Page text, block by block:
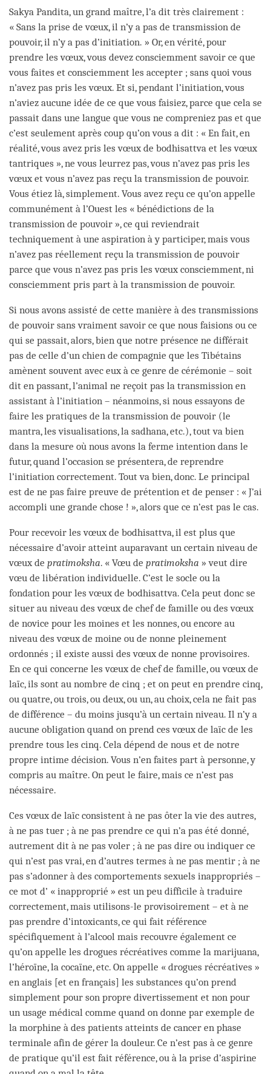
Sakya Pandita, un grand maître, l’a dit très clairement :
« Sans la prise de vœux, il n’y a pas de transmission de
pouvoir, il n’y a pas d’initiation. » Or, en vérité, pour
prendre les vœux, vous devez consciemment savoir ce que
vous faites et consciemment les accepter ; sans quoi vous
n’avez pas pris les vœux. Et si, pendant l’initiation, vous
n’aviez aucune idée de ce que vous faisiez, parce que cela se
passait dans une langue que vous ne compreniez pas et que
c’est seulement après coup qu’on vous a dit : « En fait, en
réalité, vous avez pris les vœux de bodhisattva et les vœux
tantriques », ne vous leurrez pas, vous n’avez pas pris les
vœux et vous n’avez pas reçu la transmission de pouvoir.
Vous étiez là, simplement. Vous avez reçu ce qu’on appelle
communément à l’Ouest les « bénédictions de la
transmission de pouvoir », ce qui reviendrait
techniquement à une aspiration à y participer, mais vous
n’avez pas réellement reçu la transmission de pouvoir
parce que vous n’avez pas pris les vœux consciemment, ni
consciemment pris part à la transmission de pouvoir.
Si nous avons assisté de cette manière à des transmissions
de pouvoir sans vraiment savoir ce que nous faisions ou ce
qui se passait, alors, bien que notre présence ne différait
pas de celle d’un chien de compagnie que les Tibétains
amènent souvent avec eux à ce genre de cérémonie – soit
dit en passant, l’animal ne reçoit pas la transmission en
assistant à l’initiation – néanmoins, si nous essayons de
faire les pratiques de la transmission de pouvoir (le
mantra, les visualisations, la sadhana, etc.), tout va bien
dans la mesure où nous avons la ferme intention dans le
futur, quand l’occasion se présentera, de reprendre
l’initiation correctement. Tout va bien, donc. Le principal
est de ne pas faire preuve de prétention et de penser : « J’ai
accompli une grande chose ! », alors que ce n’est pas le cas.
Pour recevoir les vœux de bodhisattva, il est plus que
nécessaire d’avoir atteint auparavant un certain niveau de
vœux de pratimoksha. « Vœu de pratimoksha » veut dire
vœu de libération individuelle. C’est le socle ou la
fondation pour les vœux de bodhisattva. Cela peut donc se
situer au niveau des vœux de chef de famille ou des vœux
de novice pour les moines et les nonnes, ou encore au
niveau des vœux de moine ou de nonne pleinement
ordonnés ; il existe aussi des vœux de nonne provisoires.
En ce qui concerne les vœux de chef de famille, ou vœux de
laïc, ils sont au nombre de cinq ; et on peut en prendre cinq,
ou quatre, ou trois, ou deux, ou un, au choix, cela ne fait pas
de différence – du moins jusqu’à un certain niveau. Il n’y a
aucune obligation quand on prend ces vœux de laïc de les
prendre tous les cinq. Cela dépend de nous et de notre
propre intime décision. Vous n’en faites part à personne, y
compris au maître. On peut le faire, mais ce n’est pas
nécessaire.
Ces vœux de laïc consistent à ne pas ôter la vie des autres,
à ne pas tuer ; à ne pas prendre ce qui n’a pas été donné,
autrement dit à ne pas voler ; à ne pas dire ou indiquer ce
qui n’est pas vrai, en d’autres termes à ne pas mentir ; à ne
pas s’adonner à des comportements sexuels inappropriés –
ce mot d’ « inapproprié » est un peu difficile à traduire
correctement, mais utilisons-le provisoirement – et à ne
pas prendre d’intoxicants, ce qui fait référence
spécifiquement à l’alcool mais recouvre également ce
qu’on appelle les drogues récréatives comme la marijuana,
l’héroïne, la cocaïne, etc. On appelle « drogues récréatives »
en anglais [et en français] les substances qu’on prend
simplement pour son propre divertissement et non pour
un usage médical comme quand on donne par exemple de
la morphine à des patients atteints de cancer en phase
terminale afin de gérer la douleur. Ce n’est pas à ce genre
de pratique qu’il est fait référence, ou à la prise d’aspirine